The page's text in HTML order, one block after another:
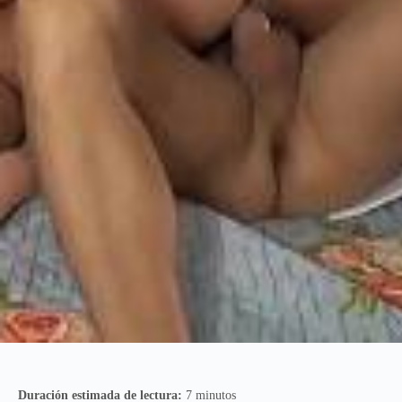
Duración estimada de lectura: 7 minutos